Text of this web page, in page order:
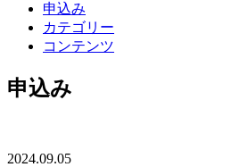
申込み
カテゴリー
コンテンツ
申込み
2024.09.05